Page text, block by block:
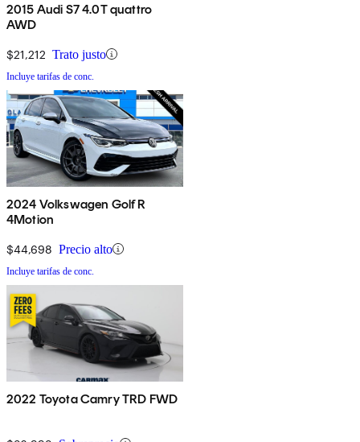
2015 Audi S7 4.0T quattro
AWD
$21,212 Trato justo
Incluye tarifas de conc.
2024 Volkswagen Golf R
4Motion
$44,698 Precio alto
Incluye tarifas de conc.
2022 Toyota Camry TRD FWD